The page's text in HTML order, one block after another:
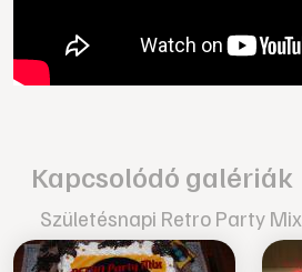
Kapcsolódó galériák
Születésnapi Retro Party Mix